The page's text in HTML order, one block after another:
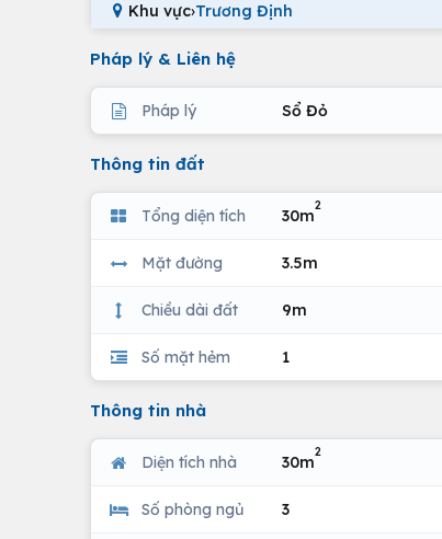
Khu vực›Trương Định
Pháp lý & Liên hệ
Pháp lý Sổ Đỏ
Thông tin đất
Tổng diện tích 30m
2
Mặt đường 3.5m
Chiều dài đất 9m
Số mặt hẻm 1
Thông tin nhà
Diện tích nhà 30m
2
Số phòng ngủ 3